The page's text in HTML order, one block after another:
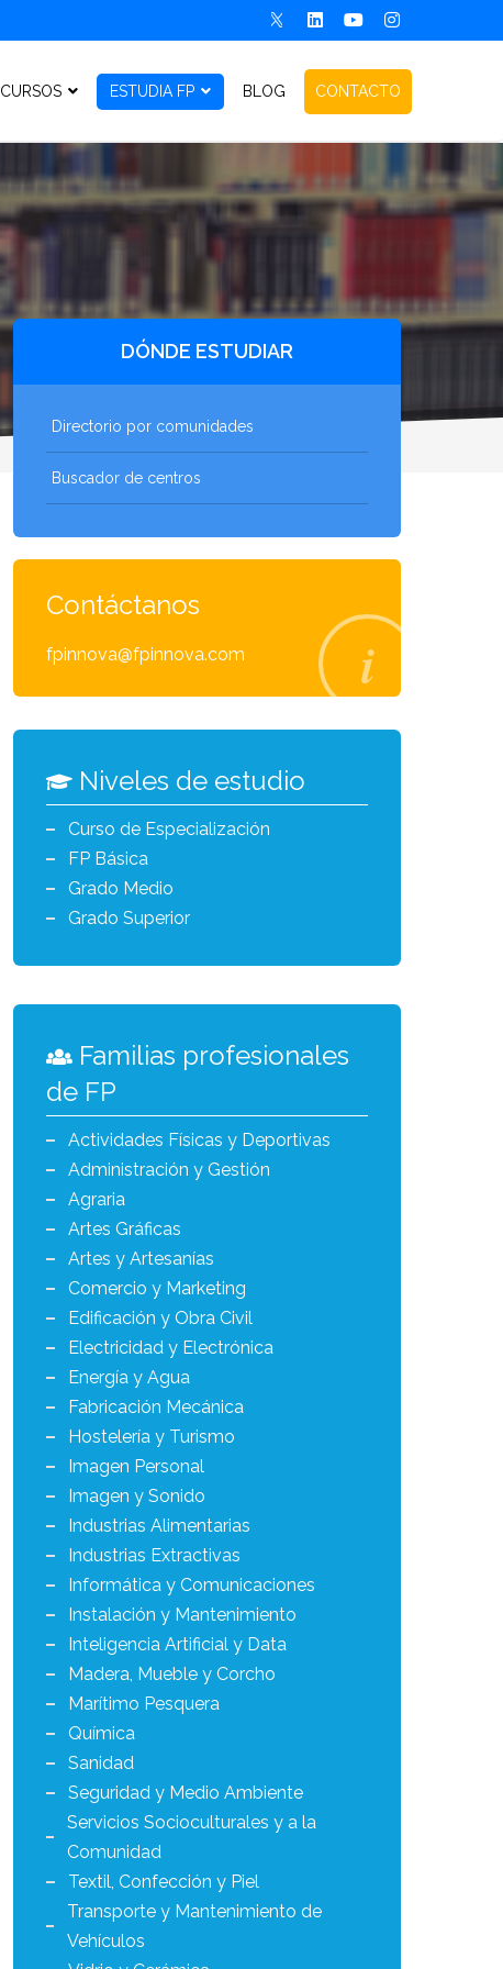
CURSOS ESTUDIA FP BLOG CONTACTO
DÓNDE ESTUDIAR
Directorio por comunidades
Buscador de centros
Contáctanos
fpinnova@fpinnova.com
Niveles de estudio
Curso de Especialización
FP Básica
Grado Medio
Grado Superior
Familias profesionales
de FP
Actividades Físicas y Deportivas
Administración y Gestión
Agraria
Artes Gráficas
Artes y Artesanías
Comercio y Marketing
Edificación y Obra Civil
Electricidad y Electrónica
Energía y Agua
Fabricación Mecánica
Hostelería y Turismo
Imagen Personal
Imagen y Sonido
Industrias Alimentarias
Industrias Extractivas
Informática y Comunicaciones
Instalación y Mantenimiento
Inteligencia Artificial y Data
Madera, Mueble y Corcho
Marítimo Pesquera
Química
Sanidad
Seguridad y Medio Ambiente
Servicios Socioculturales y a la
Comunidad
Textil, Confección y Piel
Transporte y Mantenimiento de
Vehículos